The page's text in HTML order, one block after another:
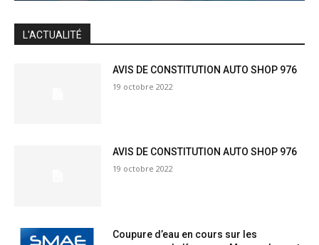
JE M'INSCRIS
L'ACTUALITÉ
AVIS DE CONSTITUTION AUTO SHOP 976
19 octobre 2022
AVIS DE CONSTITUTION AUTO SHOP 976
19 octobre 2022
Coupure d’eau en cours sur les